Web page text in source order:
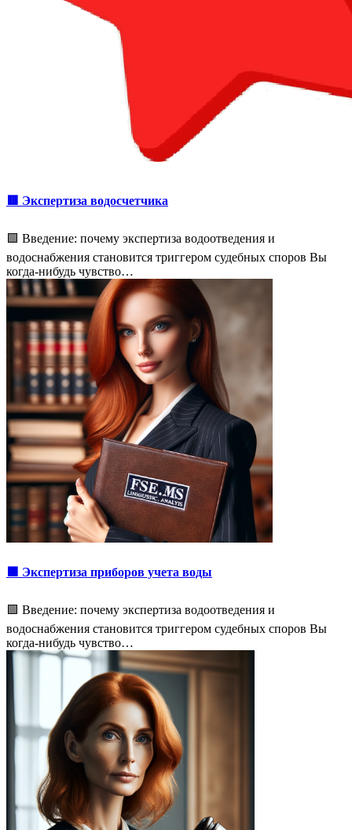
🟥 Экспертиза водосчетчика
🟩 Введение: почему экспертиза водоотведения и
водоснабжения становится триггером судебных споров Вы
когда-нибудь чувство…
🟩 Экспертиза приборов учета воды
🟩 Введение: почему экспертиза водоотведения и
водоснабжения становится триггером судебных споров Вы
когда-нибудь чувство…